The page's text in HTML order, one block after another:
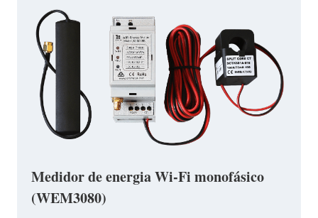
Medidor de energia Wi-Fi monofásico
(WEM3080)